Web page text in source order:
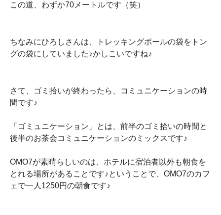
この道、わずか70メートルです（笑）
ちなみにひろしさんは、トレッキングポールの袋をトン
グの袋にしていました♪かしこいですね♪
さて、ゴミ拾いが終わったら、コミュニケーションの時
間です♪
「ゴミュニケーション」とは、前半のゴミ拾いの時間と
後半のお茶会コミュニケーションのミックスです♪
OMO7が素晴らしいのは、ホテルに宿泊者以外も朝食を
とれる場所があることです♪ということで、OMO7のカフ
ェで一人1250円の朝食です♪